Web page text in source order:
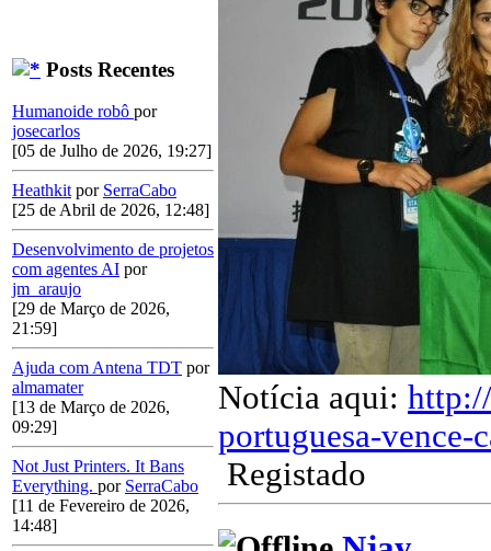
Posts Recentes
Humanoide robô por
josecarlos
[05 de Julho de 2026, 19:27]
Heathkit por SerraCabo
[25 de Abril de 2026, 12:48]
Desenvolvimento de projetos
com agentes AI por
jm_araujo
[29 de Março de 2026,
21:59]
Ajuda com Antena TDT por
almamater
[13 de Março de 2026,
09:29]
Not Just Printers. It Bans
Everything. por SerraCabo
[11 de Fevereiro de 2026,
14:48]
Notícia aqui:
portuguesa-
Registado